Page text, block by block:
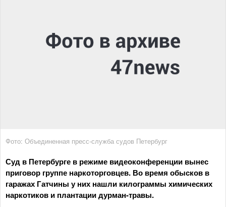
Фото: Объединенная пресс-служба судов Петербург
Суд в Петербурге в режиме видеоконференции вынес
приговор группе наркоторговцев. Во время обысков в
гаражах Гатчины у них нашли килограммы химических
наркотиков и плантации дурман-травы.